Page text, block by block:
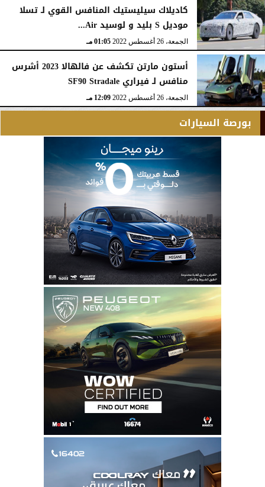
كاديلاك سيليستيك المنافس القوي لـ تسلا
موديل S بليد و لوسيد Air...
الجمعة، 26 أغسطس 2022 01:05 مـ
أستون مارتن تكشف عن فالهالا 2023 أشرس
منافس لـ فيراري SF90 Stradale
الجمعة، 26 أغسطس 2022 12:09 مـ
بورصة السيارات